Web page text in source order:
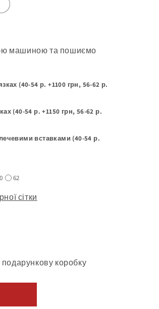
машиною та пошиємо
(40-54 р. +1100 грн, 56-62 р.
(40-54 р. +1150 грн, 56-62 р.
вставками (40-54 р.
62
сітки
коробку